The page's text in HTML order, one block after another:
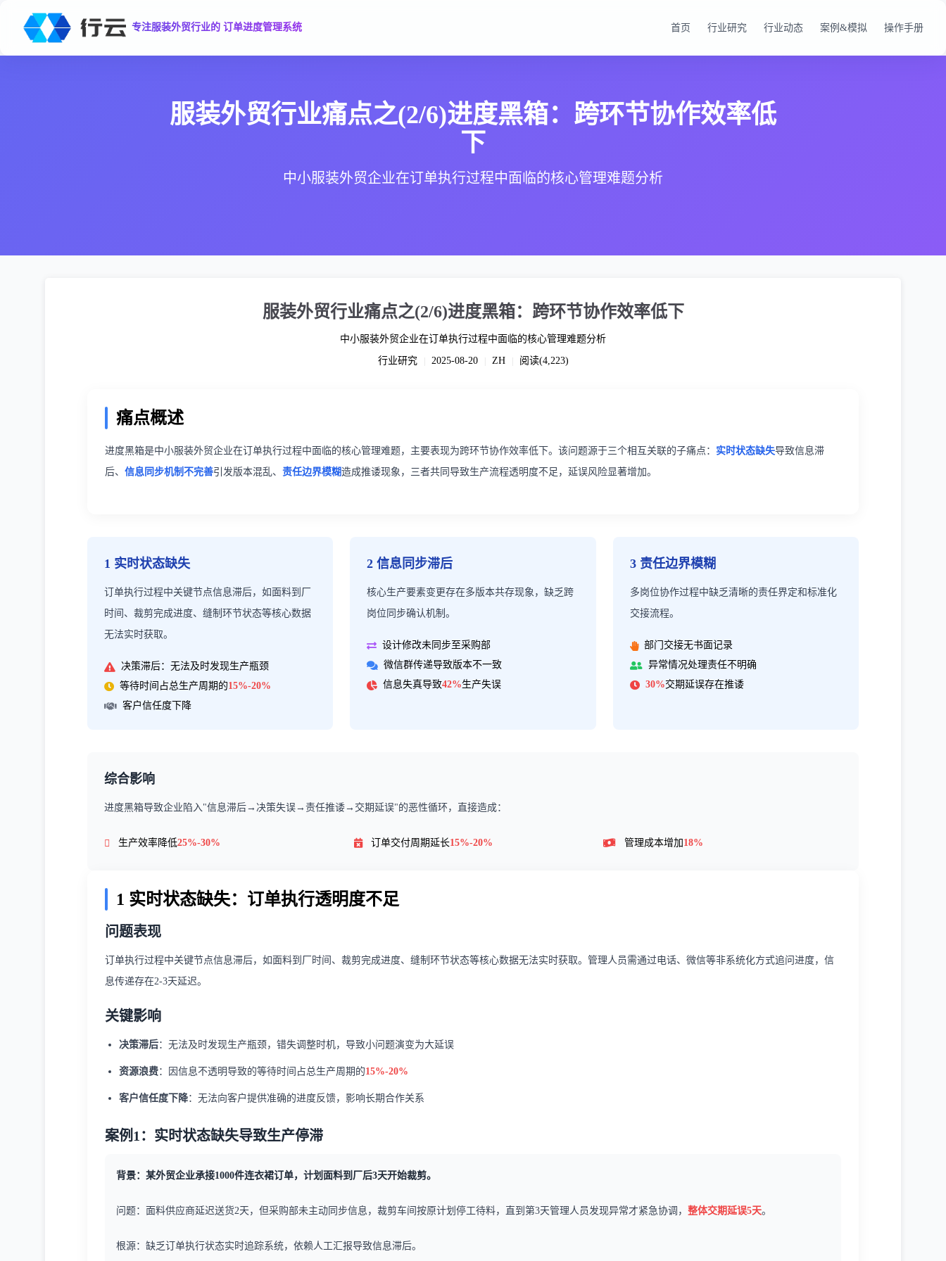
专注服装外贸行业的 订单进度管理系统 首页 行业研究 行业动态 案例&模拟 操作手册
服装外贸行业痛点之(2/6)进度黑箱：跨环节协作效率低
下
中小服装外贸企业在订单执行过程中面临的核心管理难题分析
服装外贸行业痛点之(2/6)进度黑箱：跨环节协作效率低下
中小服装外贸企业在订单执行过程中面临的核心管理难题分析
行业研究 2025-08-20 ZH 阅读(4,223)
痛点概述
进度黑箱是中小服装外贸企业在订单执行过程中面临的核心管理难题，主要表现为跨环节协作效率低下。该问题源于三个相互关联的子痛点： 实时状态缺失导致信息滞
后、 信息同步机制不完善引发版本混乱、 责任边界模糊造成推诿现象，三者共同导致生产流程透明度不足，延误风险显著增加。
1 实时状态缺失
订单执行过程中关键节点信息滞后，如面料到厂
时间、裁剪完成进度、缝制环节状态等核心数据
无法实时获取。
决策滞后：无法及时发现生产瓶颈
等待时间占总生产周期的15%-20%
客户信任度下降
2 信息同步滞后
核心生产要素变更存在多版本共存现象，缺乏跨
岗位同步确认机制。
设计修改未同步至采购部
微信群传递导致版本不一致
信息失真导致42%生产失误
3 责任边界模糊
多岗位协作过程中缺乏清晰的责任界定和标准化
交接流程。
部门交接无书面记录
异常情况处理责任不明确
30%交期延误存在推诿
综合影响
进度黑箱导致企业陷入"信息滞后→决策失误→责任推诿→交期延误"的恶性循环，直接造成：
生产效率降低25%-30% 订单交付周期延长15%-20% 管理成本增加 18%
1 实时状态缺失：订单执行透明度不足
问题表现
订单执行过程中关键节点信息滞后，如面料到厂时间、裁剪完成进度、缝制环节状态等核心数据无法实时获取。管理人员需通过电话、微信等非系统化方式追问进度，信
息传递存在2-3天延迟。
关键影响
决策滞后：无法及时发现生产瓶颈，错失调整时机，导致小问题演变为大延误
资源浪费：因信息不透明导致的等待时间占总生产周期的15%-20%
客户信任度下降：无法向客户提供准确的进度反馈，影响长期合作关系
案例1：实时状态缺失导致生产停滞
背景：某外贸企业承接1000件连衣裙订单，计划面料到厂后3天开始裁剪。
问题：面料供应商延迟送货2天，但采购部未主动同步信息，裁剪车间按原计划停工待料，直到第3天管理人员发现异常才紧急协调， 整体交期延误5天。
根源：缺乏订单执行状态实时追踪系统，依赖人工汇报导致信息滞后。